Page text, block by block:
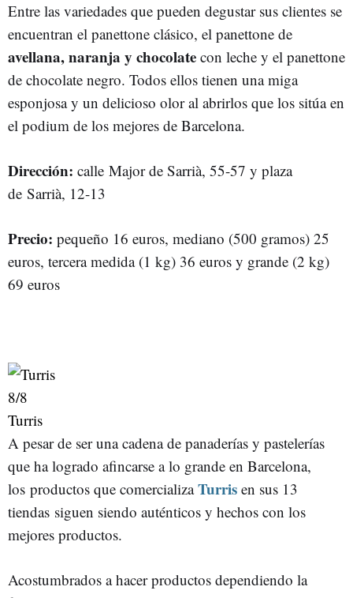
Entre las variedades que pueden degustar sus clientes se
encuentran el panettone clásico, el panettone de
avellana, naranja y chocolate con leche y el panettone
de chocolate negro. Todos ellos tienen una miga
esponjosa y un delicioso olor al abrirlos que los sitúa en
el podium de los mejores de Barcelona.
Dirección: calle Major de Sarrià, 55-57 y plaza
de Sarrià, 12-13
Precio: pequeño 16 euros, mediano (500 gramos) 25
euros, tercera medida (1 kg) 36 euros y grande (2 kg)
69 euros
8/8
Turris
A pesar de ser una cadena de panaderías y pastelerías
que ha logrado afincarse a lo grande en Barcelona,
los productos que comercializaTurris en sus 13
tiendas siguen siendo auténticos y hechos con los
mejores productos.
Acostumbrados a hacer productos dependiendo la